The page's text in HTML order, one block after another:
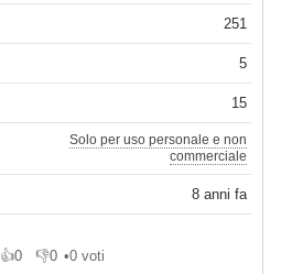
251
5
15
Solo per uso personale e non
commerciale
8 anni fa
👍0
Mi piace
👎0
Non mi piace
•0 voti